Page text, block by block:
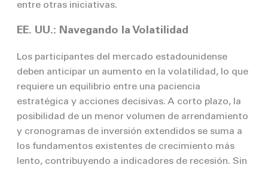
entre otras iniciativas.
EE. UU.: Navegando la Volatilidad
Los participantes del mercado estadounidense
deben anticipar un aumento en la volatilidad, lo que
requiere un equilibrio entre una paciencia
estratégica y acciones decisivas. A corto plazo, la
posibilidad de un menor volumen de arrendamiento
y cronogramas de inversión extendidos se suma a
los fundamentos existentes de crecimiento más
lento, contribuyendo a indicadores de recesión. Sin